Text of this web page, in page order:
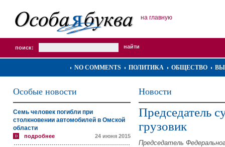
на главную
поиск:
NO COMMENTS ПОЛИТИКА ОБЩЕСТВО
Особые новости
Семь человек погибли при
столкновении автомобилей в Омской
области
подробнее 24 июня 2015
Новости
Председатель
грузовик
Председатель